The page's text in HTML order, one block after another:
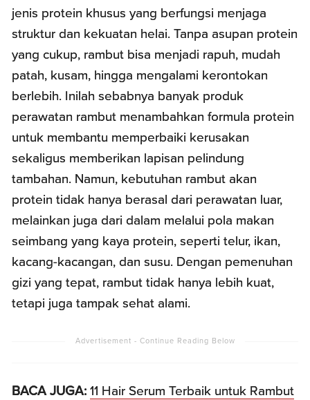
jenis protein khusus yang berfungsi menjaga
struktur dan kekuatan helai. Tanpa asupan protein
yang cukup, rambut bisa menjadi rapuh, mudah
patah, kusam, hingga mengalami kerontokan
berlebih. Inilah sebabnya banyak produk
perawatan rambut menambahkan formula protein
untuk membantu memperbaiki kerusakan
sekaligus memberikan lapisan pelindung
tambahan. Namun, kebutuhan rambut akan
protein tidak hanya berasal dari perawatan luar,
melainkan juga dari dalam melalui pola makan
seimbang yang kaya protein, seperti telur, ikan,
kacang-kacangan, dan susu. Dengan pemenuhan
gizi yang tepat, rambut tidak hanya lebih kuat,
tetapi juga tampak sehat alami.
BACA JUGA:11 Hair Serum Terbaik untuk Rambut